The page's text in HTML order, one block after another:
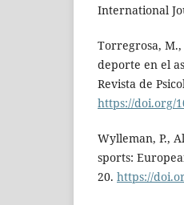
International
Torregrosa, M.,
deporte en el
Revista de
https://doi.org/
Wylleman, P.,
sports:
20. https://